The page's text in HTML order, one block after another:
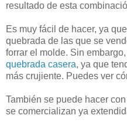
resultado de esta
Es muy fácil de hacer, ya
quebrada de las que se
forrar el molde. Sin
quebrada casera, ya que
más crujiente. Puedes ver
También se puede hacer
se comercializan ya